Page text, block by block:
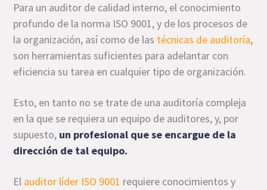
Para un auditor de calidad interno, el conocimiento
profundo de la norma ISO 9001, y de los procesos de
la organización, así como de las técnicas de auditoría,
son herramientas suficientes para adelantar con
eficiencia su tarea en cualquier tipo de organización.
Esto, en tanto no se trate de una auditoría compleja
en la que se requiera un equipo de auditores, y, por
supuesto, un profesional que se encargue de la
dirección de tal equipo.
El auditor líder ISO 9001 requiere conocimientos y